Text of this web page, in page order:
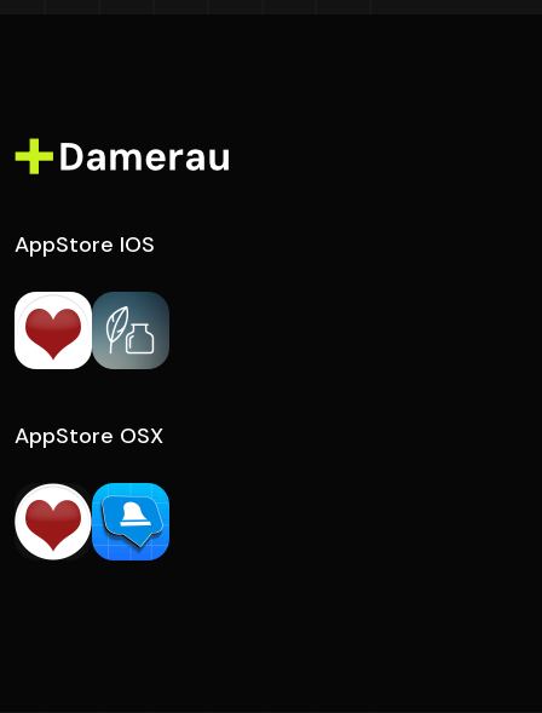
AppStore IOS
AppStore OSX